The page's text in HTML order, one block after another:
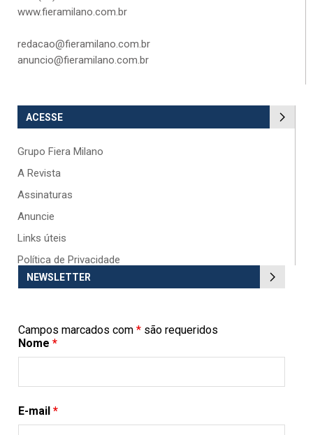
www.fieramilano.com.br
redacao@fieramilano.com.br
anuncio@fieramilano.com.br
ACESSE
Grupo Fiera Milano
A Revista
Assinaturas
Anuncie
Links úteis
Política de Privacidade
NEWSLETTER
Campos marcados com * são requeridos
Nome *
E-mail *